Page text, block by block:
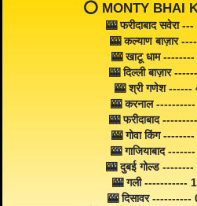
⭕️ MONTY BHAI
🎰 फरीदाबाद सवेरा
🎰 कल्याण बाज़ार
🎰 खाटू धाम
🎰 दिल्ली बाज़ार
🎰 श्री गणेश ------
🎰 करनाल
🎰 फरीदाबाद
🎰 गोवा किंग
🎰 गाजियाबाद
🎰 दुबई गोल्ड
🎰 गली -----------
🎰 दिसावर